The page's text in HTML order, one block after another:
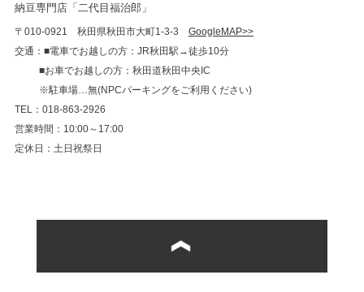
納豆専門店「二代目福治郎」
〒010-0921 秋田県秋田市大町1-3-3 GoogleMAP>>
交通：■電車でお越しの方：JR秋田駅→徒歩10分
■お車でお越しの方：秋田道秋田中央IC
※駐車場…無(NPCパーキングをご利用ください)
TEL：018-863-2926
営業時間：10:00～17:00
定休日：土日祝祭日